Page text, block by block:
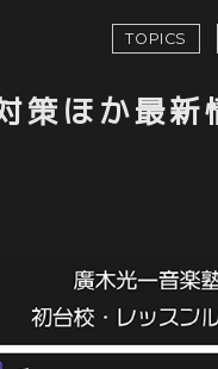
TOPICS
策ほか最新